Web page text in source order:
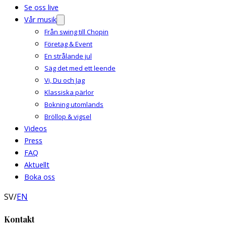
Se oss live
Vår musik
Från swing till Chopin
Företag & Event
En strålande jul
Säg det med ett leende
Vi, Du och Jag
Klassiska pärlor
Bokning utomlands
Bröllop & vigsel
Videos
Press
FAQ
Aktuellt
Boka oss
SV/EN
Kontakt